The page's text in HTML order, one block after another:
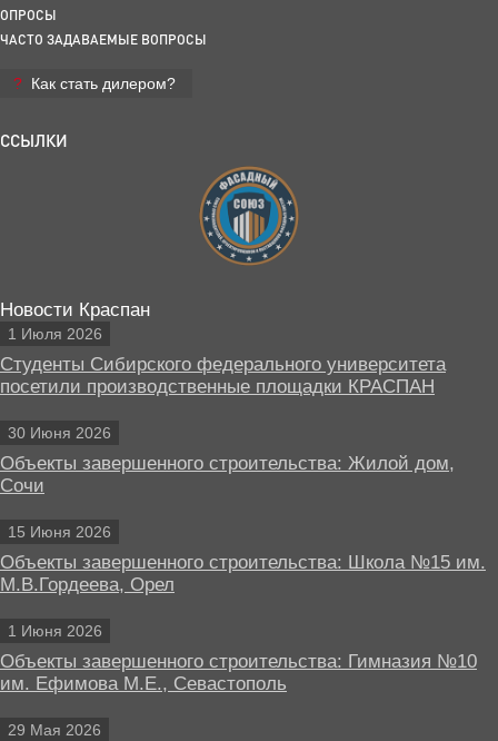
ОПРОСЫ
ЧАСТО ЗАДАВАЕМЫЕ ВОПРОСЫ
Как стать дилером?
ССЫЛКИ
Новости Краспан
1 Июля 2026
Студенты Сибирского федерального университета
посетили производственные площадки КРАСПАН
30 Июня 2026
Объекты завершенного строительства: Жилой дом,
Сочи
15 Июня 2026
Объекты завершенного строительства: Школа №15 им.
М.В.Гордеева, Орел
1 Июня 2026
Объекты завершенного строительства: Гимназия №10
им. Ефимова М.Е., Севастополь
29 Мая 2026